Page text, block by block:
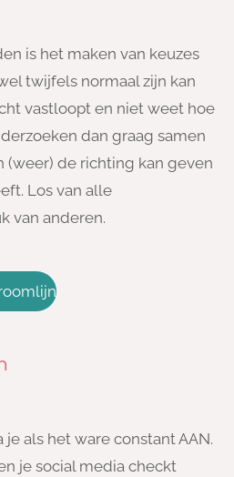
is het maken van keuzes
twijfels normaal zijn kan
vastloopt en niet weet hoe
dan graag samen
(weer) de richting kan geven
Los van alle
van anderen.
als het ware constant AAN.
je social media checkt